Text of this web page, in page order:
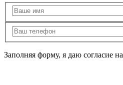
Заполняя форму, я даю согласие на